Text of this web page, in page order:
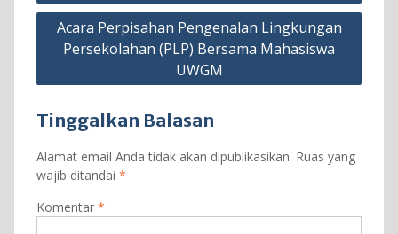
Acara Perpisahan Pengenalan Lingkungan
Persekolahan (PLP) Bersama Mahasiswa
UWGM
Tinggalkan Balasan
Alamat email Anda tidak akan dipublikasikan. Ruas yang
wajib ditandai *
Komentar *